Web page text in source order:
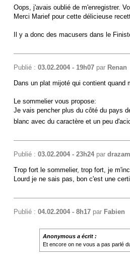
Oops, j'avais oublié de m'enregistrer.
Merci Marief pour cette délicieuse
Il y a donc des macusers dans le
Publié : 03.02.2004 - 19h07par Renan
Dans un plat mijoté qui contient quand
Le sommelier vous propose:
Je vais pencher plus du côté du pays
blanc avec du caractère et un peu
Publié : 03.02.2004 - 23h24par drazam
Trop fort le sommelier, trop fort, je
Lourd je ne sais pas, bon c'est une
Publié : 04.02.2004 - 8h17par Fabien
Anonymous a écrit :
Et encore on ne vous a pas parlé